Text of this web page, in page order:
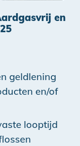
en
geldlening
en/of
looptijd